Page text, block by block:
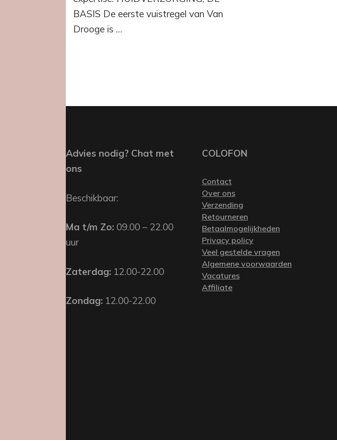
BASIS De eerste vuistregel van Van
Drooge is …
Advies nodig? Chat met
ons
Beschikbaar:
Ma t/m Zo: 09.00 – 22.00
uur
Zaterdag: 12.00-22.00
Zondag: 12.00-22.00
COLOFON
Contact
Over ons
Verzending
Retourneren
Betaalmogelijkheden
Privacy policy
Veel gestelde vragen
Algemene voorwaarden
Vacatures
Affiliate